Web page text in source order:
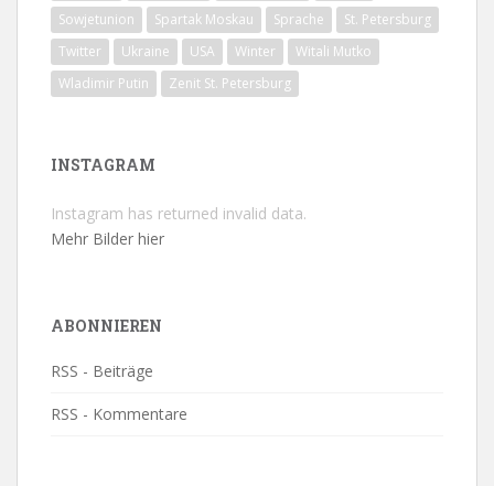
Sowjetunion
Spartak Moskau Sprache
St. Petersburg
Twitter
Ukraine USA Winter
Witali Mutko
Wladimir Putin
Zenit St. Petersburg
INSTAGRAM
Instagram has returned invalid data.
Mehr Bilder hier
ABONNIEREN
RSS - Beiträge
RSS - Kommentare